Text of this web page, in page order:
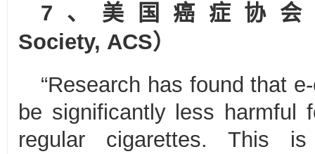
7、 美国癌症协会
Society, ACS）
“Research has found that
be significantly less harmful
regular cigarettes. This